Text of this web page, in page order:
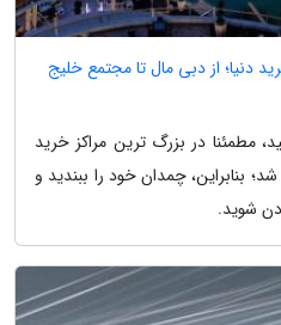
دنیا؛ از دبی مال تا مجتمع خلیج
مطمئنا در بزرگ ترین مراکز خرید
بنابراین، چمدان خود را ببندید و
شوید.